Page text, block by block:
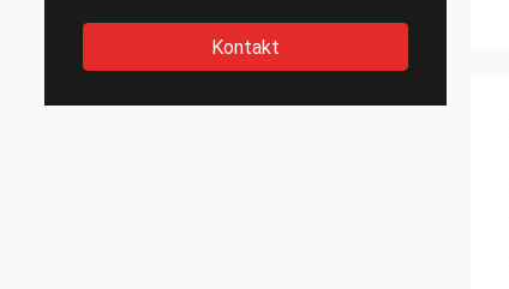
Kontakt